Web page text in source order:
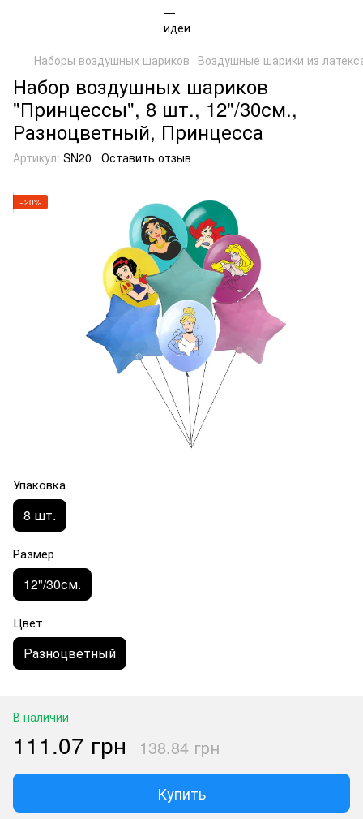
Наборы воздушных шариков Воздушные шарики из
Набор воздушных шариков
"Принцессы", 8 шт., 12"/30см.,
Разноцветный, Принцесса
Артикул: SN20 Оставить отзыв
−20%
Упаковка
8 шт.
Размер
12"/30см.
Цвет
Разноцветный
В наличии
111.07 грн 138.84 грн
Купить